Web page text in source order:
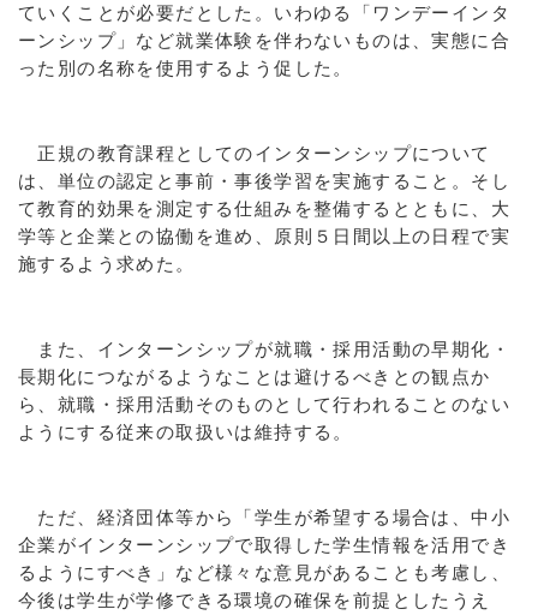
ていくことが必要だとした。いわゆる「ワンデーインタ
ーンシップ」など就業体験を伴わないものは、実態に合
った別の名称を使用するよう促した。
正規の教育課程としてのインターンシップについて
は、単位の認定と事前・事後学習を実施すること。そし
て教育的効果を測定する仕組みを整備するとともに、大
学等と企業との協働を進め、原則５日間以上の日程で実
施するよう求めた。
また、インターンシップが就職・採⽤活動の早期化・
長期化につながるようなことは避けるべきとの観点か
ら、就職・採用活動そのものとして行われることのない
ようにする従来の取扱いは維持する。
ただ、経済団体等から「学生が希望する場合は、中小
企業がインターンシップで取得した学生情報を活用でき
るようにすべき」など様々な意見があることも考慮し、
今後は学生が学修できる環境の確保を前提としたうえ